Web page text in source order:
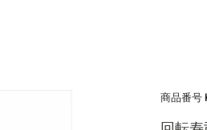
商品番号